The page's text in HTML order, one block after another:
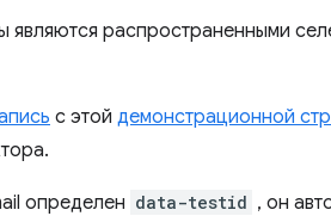
являются распространенными
с этой демонстрационной
определен data-testid , он